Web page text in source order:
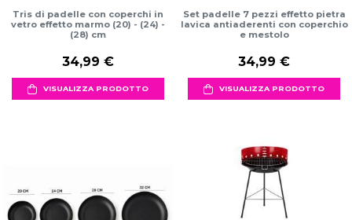
Tris di padelle con coperchi in
vetro effetto marmo (20) - (24) -
(28) cm
34,99 €
VISUALIZZA PRODOTTO
Set padelle 7 pezzi effetto pietra
lavica antiaderenti con coperchio
e mestolo
34,99 €
VISUALIZZA PRODOTTO